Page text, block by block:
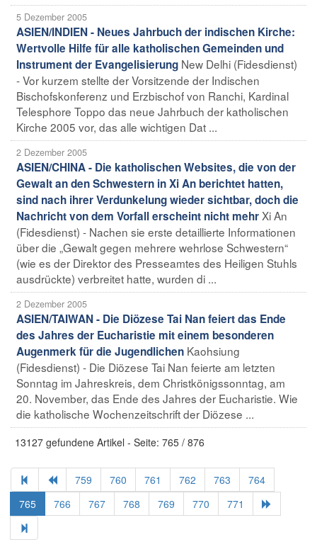
5 Dezember 2005
ASIEN/INDIEN - Neues Jahrbuch der indischen Kirche:
Wertvolle Hilfe für alle katholischen Gemeinden und
Instrument der Evangelisierung New Delhi (Fidesdienst)
- Vor kurzem stellte der Vorsitzende der Indischen
Bischofskonferenz und Erzbischof von Ranchi, Kardinal
Telesphore Toppo das neue Jahrbuch der katholischen
Kirche 2005 vor, das alle wichtigen Dat ...
2 Dezember 2005
ASIEN/CHINA - Die katholischen Websites, die von der
Gewalt an den Schwestern in Xi An berichtet hatten,
sind nach ihrer Verdunkelung wieder sichtbar, doch die
Nachricht von dem Vorfall erscheint nicht mehrXi An
(Fidesdienst) - Nachen sie erste detaillierte Informationen
über die „Gewalt gegen mehrere wehrlose Schwestern“
(wie es der Direktor des Presseamtes des Heiligen Stuhls
ausdrückte) verbreitet hatte, wurden di ...
2 Dezember 2005
ASIEN/TAIWAN - Die Diözese Tai Nan feiert das Ende
des Jahres der Eucharistie mit einem besonderen
Augenmerk für die Jugendlichen Kaohsiung
(Fidesdienst) - Die Diözese Tai Nan feierte am letzten
Sonntag im Jahreskreis, dem Christkönigssonntag, am
20. November, das Ende des Jahres der Eucharistie. Wie
die katholische Wochenzeitschrift der Diözese ...
13127 gefundene Artikel - Seite: 765 / 876
759 760 761 762 763
764
765
766 767 768 769 770 771